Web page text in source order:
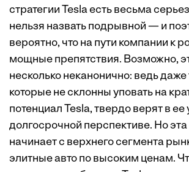
стратегии Tesla есть весьма
нельзя назвать подрывной — и
вероятно, что на пути компании к
мощные препятствия. Возможно,
несколько неканонично: ведь даже
которые не склонны уповать на
потенциал Tesla, твердо верят в ее
долгосрочной перспективе. Но
начинает с верхнего сегмента
элитные авто по высоким ценам.